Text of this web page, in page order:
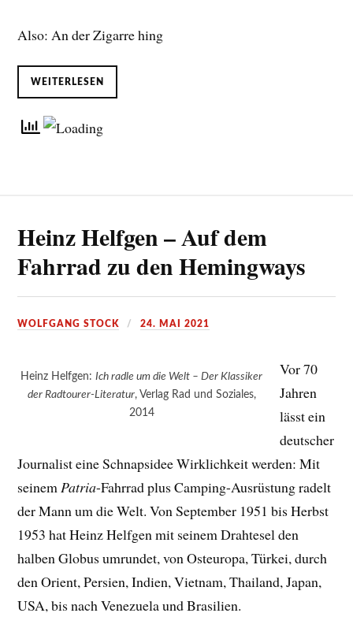
Also: An der Zigarre hing
WEITERLESEN
Heinz Helfgen – Auf dem
Fahrrad zu den Hemingways
WOLFGANG STOCK 24. MAI 2021
Heinz Helfgen:Ich radle um die Welt – Der Klassiker
der Radtourer-Literatur, Verlag Rad und Soziales,
2014
Vor 70
Jahren
lässt ein
deutscher
Journalist eine Schnapsidee Wirklichkeit werden: Mit
seinemPatria-Fahrrad plus Camping-Ausrüstung radelt
der Mann um die Welt. Von September 1951 bis Herbst
1953 hat Heinz Helfgen mit seinem Drahtesel den
halben Globus umrundet, von Osteuropa, Türkei, durch
den Orient, Persien, Indien, Vietnam, Thailand, Japan,
USA, bis nach Venezuela und Brasilien.